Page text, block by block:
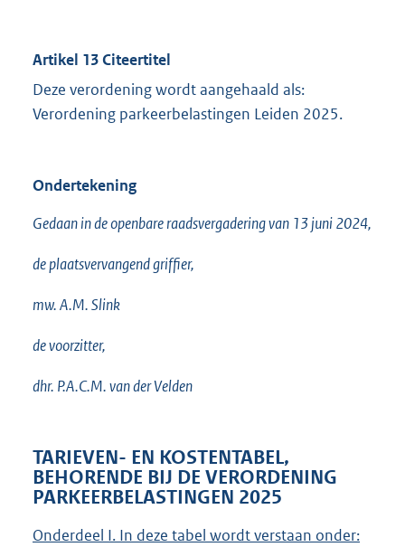
Artikel 13 Citeertitel
Deze verordening wordt aangehaald als:
Verordening parkeerbelastingen Leiden 2025.
Ondertekening
Gedaan in de openbare raadsvergadering van 13 juni 2024,
de plaatsvervangend griffier,
mw. A.M. Slink
de voorzitter,
dhr. P.A.C.M. van der Velden
TARIEVEN- EN KOSTENTABEL,
BEHORENDE BIJ DE VERORDENING
PARKEERBELASTINGEN 2025
Onderdeel I. In deze tabel wordt verstaan onder: